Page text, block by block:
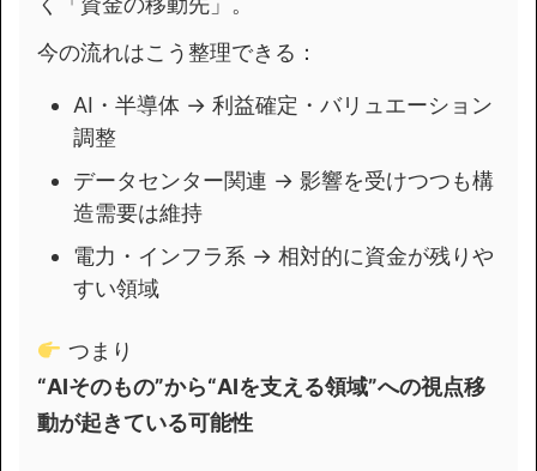
今の流れはこう整理できる：
AI・半導体 → 利益確定・バリュエーション
調整
データセンター関連 → 影響を受けつつも構
造需要は維持
電力・インフラ系 → 相対的に資金が残りや
すい領域
つまり
“AIそのもの”から“AIを支える領域”への視点移
動が起きている可能性